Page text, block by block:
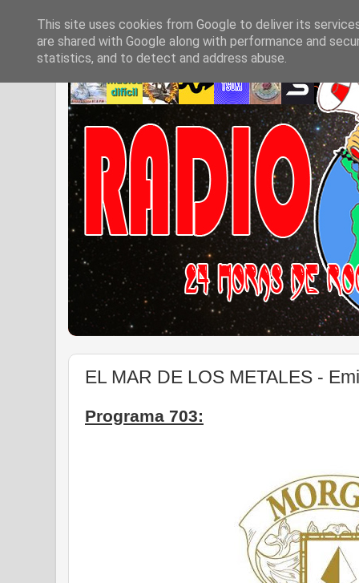
EL MAR DE LOS METALES -
Programa 703:
This site uses cookies from Google to deliver its
are shared with Google along with performance and
statistics, and to detect and address abuse.